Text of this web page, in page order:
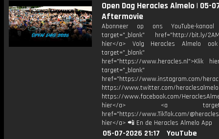
Open Dag Heracles Almelo | 05-
Aftermovie
Abonneer op ons YouTube-
target="_blank" href="http://bit.ly/
hier</a> Volg Heracles Almelo
target="_blank"
href="https://www.heracles.nl">Klik
target="_blank"
href="https://www.instagram.com/
https://www.twitter.com/heraclesalmelo
https://www.facebook.com/
hier</a> <a
href="https://www.TikTok.com/
hier</a> 📲 En de Heracles Almelo App
05-07-2026 21:17
YouTube